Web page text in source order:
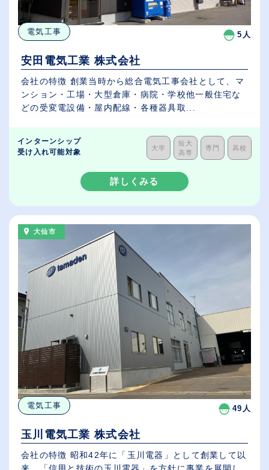
電気工事 5人
安田電気工業 株式会社
会社の特徴 創業当時から総合電気工事会社として、マ
ンション・工場・大型倉庫・病院・学校他一般住宅な
どの受変電設備・屋内配線・各種器具取...
インターンシップ
受け入れ可能対象
大学
短大
高専
専門 高校
詳しくみる
大仙市
電気工事 49人
玉川電気工業 株式会社
会社の特徴 昭和42年に「玉川電器」として創業して以
来、「信用と技術の玉川電器」を方針に事業を展開し